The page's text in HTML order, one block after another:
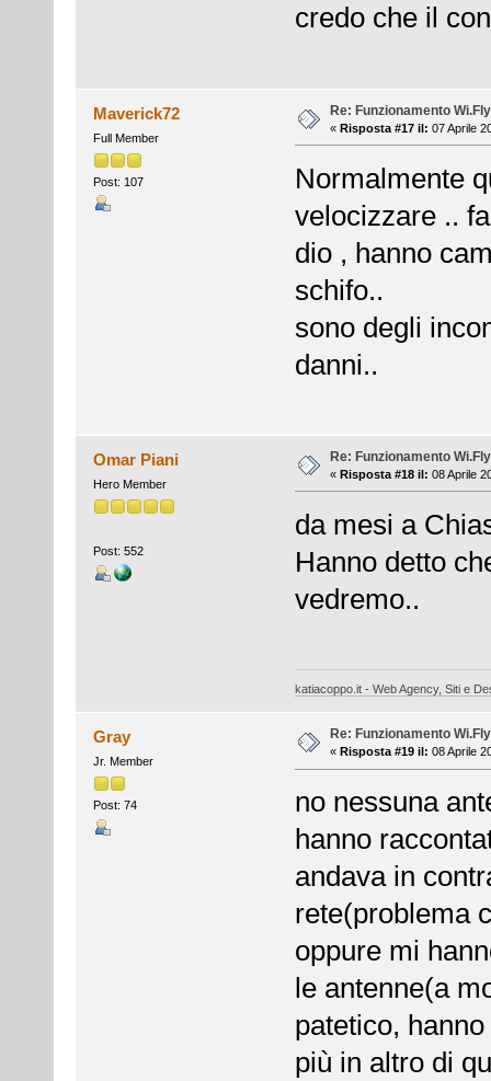
credo che il
Maverick72
Full Member
Post: 107
Re: Funzionamento Wi.Fly
« Risposta #17 il: 07 Aprile
Normalmente
velocizzare ..
dio , hanno
schifo..
sono degli
danni..
Omar Piani
Hero Member
Post: 552
Re: Funzionamento Wi.Fly
« Risposta #18 il: 08 Aprile
da mesi a
Hanno detto
vedremo..
katiacoppo.it - Web Agency, Siti e
Gray
Jr. Member
Post: 74
Re: Funzionamento Wi.Fly
« Risposta #19 il: 08 Aprile
no nessuna
hanno
andava in
rete(problema
oppure mi
le antenne(a
patetico,
più in altro di